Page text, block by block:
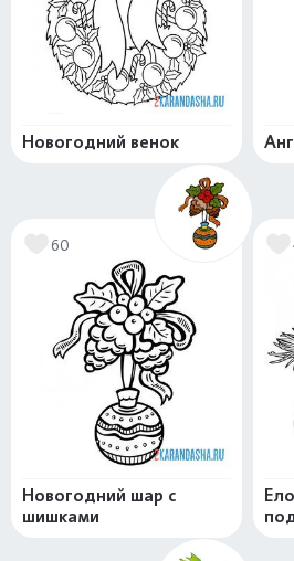
Новогодний венок
60
Новогодний шар с
шишками